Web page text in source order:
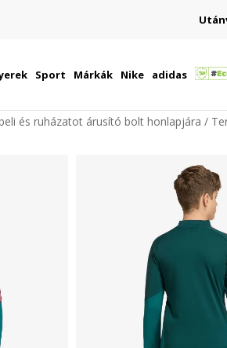
területén
Sport Márkák Nike adidas
és ruházatot árusító bolt honlapjára